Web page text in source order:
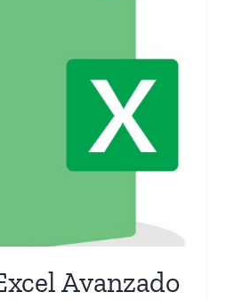
Avanzado